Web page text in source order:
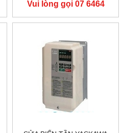
YASKAWA L1000
Vui lòng gọi 07 6464
9556